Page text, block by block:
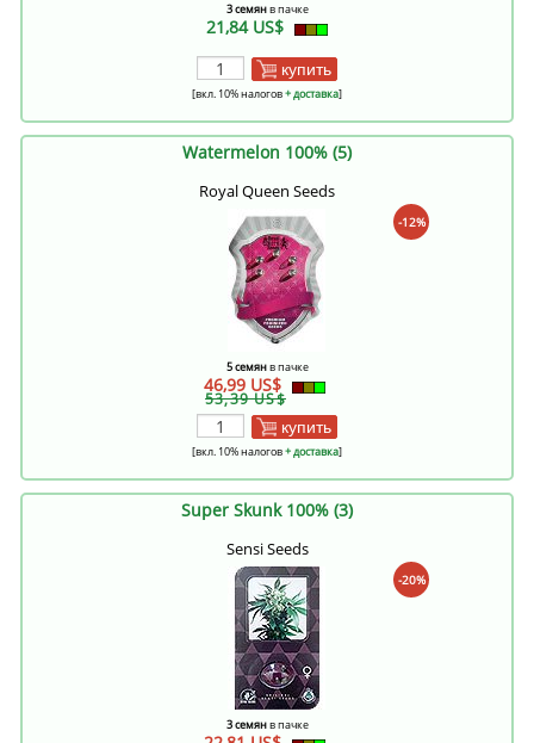
3 семянв пачке
21,84 US$
купить
[вкл. 10% налогов+ доставка]
Watermelon 100% (5)
Royal Queen Seeds
-12%
5 семянв пачке
46,99 US$
53,39 US$
купить
[вкл. 10% налогов+ доставка]
Super Skunk 100% (3)
Sensi Seeds
-20%
3 семянв пачке